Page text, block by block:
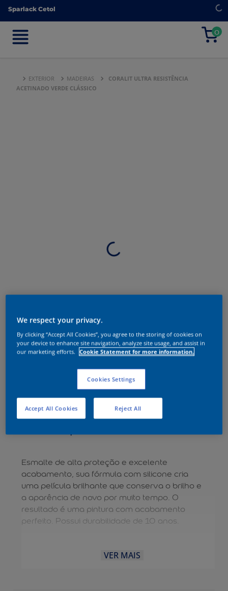
Sparlack Cetol
0
Sparlack Cetol
0
EXTERIOR MADEIRAS
CORALIT ULTRA RESISTÊNCIA
ACETINADO VERDE CLÁSSICO
Esmalte de alta proteção e excelente
acabamento, sua fórmula com silicone cria
uma película brilhante que conserva o brilho e
a aparência de novo por muito tempo. O
resultado é uma pintura com acabamento
perfeito. Possui durabilidade de 10 anos.
VER MAIS
We respect your privacy.
By clicking “Accept All Cookies”, you agree to the storing of cookies on
your device to enhance site navigation, analyze site usage, and assist in
our marketing efforts.
Cookie Statement for more information.
Cookies Settings
Reject All
Accept All Cookies